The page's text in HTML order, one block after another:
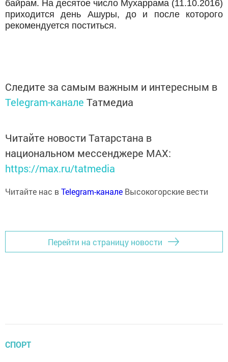
байрам. На десятое число Мухаррама (11.10.2016)
приходится день Ашуры, до и после которого
рекомендуется поститься.
Следите за самым важным и интересным в
Telegram-канале Татмедиа
Читайте новости Татарстана в
национальном мессенджере MАХ:
https://max.ru/tatmedia
Читайте нас вTelegram-канале Высокогорские вести
Перейти на страницу новости
СПОРТ